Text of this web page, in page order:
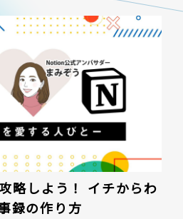
略しよう！ イチからわ
録の作り方